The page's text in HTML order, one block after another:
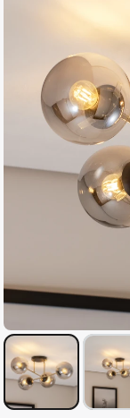
afbeeldingen-
gallerij